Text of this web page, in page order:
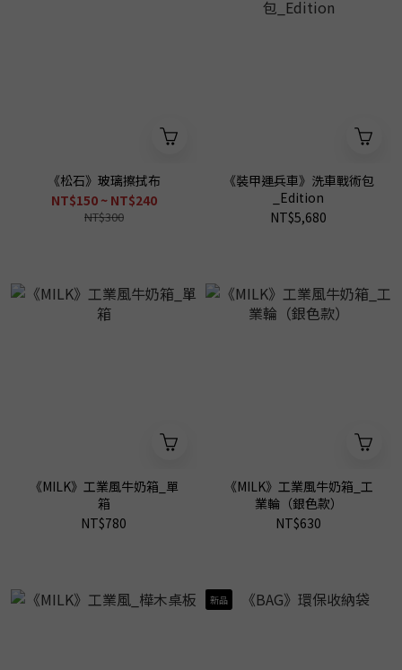
《松石》玻璃擦拭布
NT$150 ~ NT$240
NT$300
《裝甲運兵車》洗車戰術包
_Edition
NT$5,680
《MILK》工業風牛奶箱_單
箱
NT$780
《MILK》工業風牛奶箱_工
業輪（銀色款）
NT$630
新品